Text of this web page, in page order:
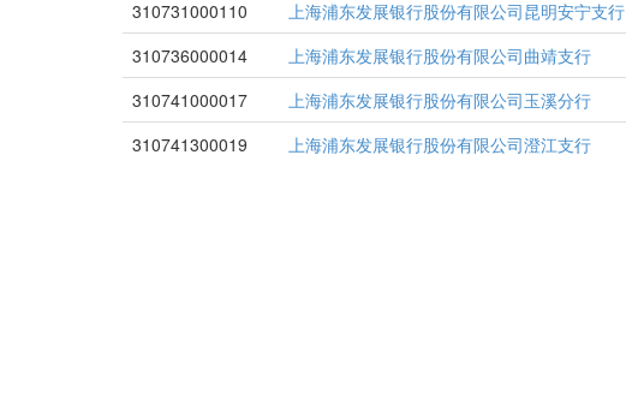
310731000110
上海浦东发展银行股份有限公司昆明安宁支行
310736000014
上海浦东发展银行股份有限公司曲靖支行
310741000017
上海浦东发展银行股份有限公司玉溪分行
310741300019
上海浦东发展银行股份有限公司澄江支行